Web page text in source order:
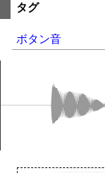
タグ
ボタン音